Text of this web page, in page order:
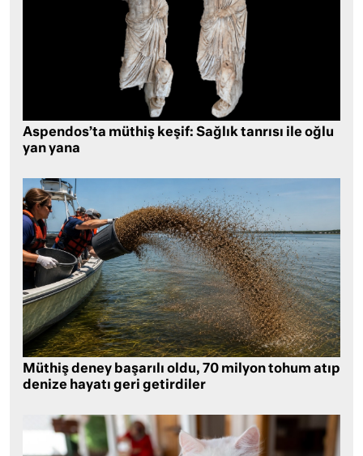
Aspendos’ta müthiş keşif: Sağlık tanrısı ile oğlu
yan yana
Müthiş deney başarılı oldu, 70 milyon tohum atıp
denize hayatı geri getirdiler